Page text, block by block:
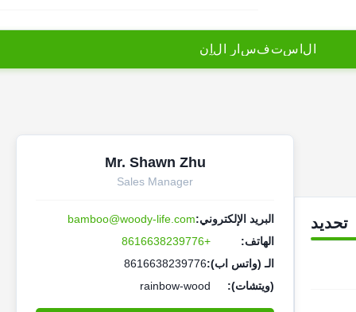
ل ستفس ر ل ن
تحديد
Mr. Shawn Zhu
Sales Manager
البريد الإلكتروني:bamboo@woody-life.com
الهاتف:
+8616638239776
الـ (واتس اب):8616638239776
(ويتشات):
rainbow-wood